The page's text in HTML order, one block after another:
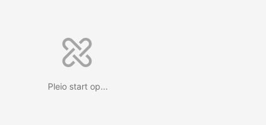
Pleio start op...